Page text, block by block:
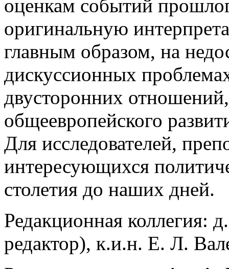
оценкам событий
оригинальную
главным образом, на
дискуссионных
двусторонних
общеевропейского
Для исследователей,
интересующихся
столетия до наших дней.
Редакционная коллегия:
редактор), к.и.н. Е. Л.